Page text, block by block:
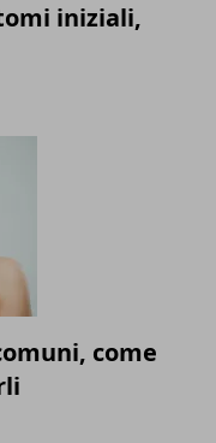
iniziali,
come